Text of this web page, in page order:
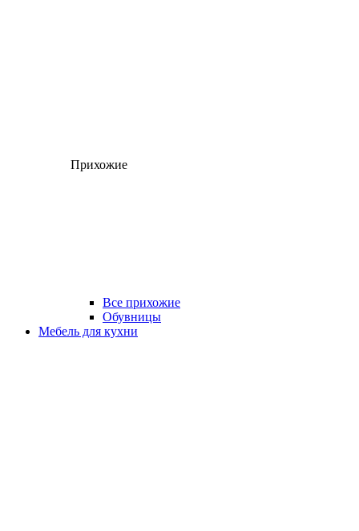
Прихожие
Все прихожие
Обувницы
Мебель для кухни